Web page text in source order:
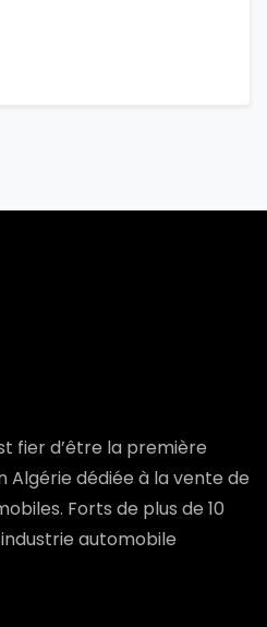
fier d’être la première
dédiée à la vente de
Forts de plus de 10
automobile